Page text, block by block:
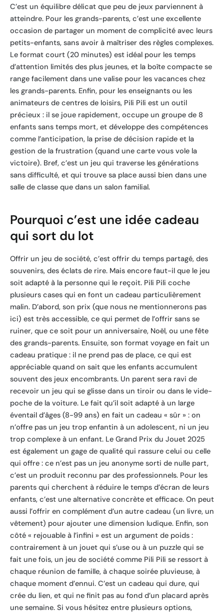
C’est un équilibre délicat que peu de jeux parviennent à
atteindre. Pour les grands-parents, c’est une excellente
occasion de partager un moment de complicité avec leurs
petits-enfants, sans avoir à maîtriser des règles complexes.
Le format court (20 minutes) est idéal pour les temps
d’attention limités des plus jeunes, et la boîte compacte se
range facilement dans une valise pour les vacances chez
les grands-parents. Enfin, pour les enseignants ou les
animateurs de centres de loisirs, Pili Pili est un outil
précieux : il se joue rapidement, occupe un groupe de 8
enfants sans temps mort, et développe des compétences
comme l’anticipation, la prise de décision rapide et la
gestion de la frustration (quand une carte vous vole la
victoire). Bref, c’est un jeu qui traverse les générations
sans difficulté, et qui trouve sa place aussi bien dans une
salle de classe que dans un salon familial.
Pourquoi c’est une idée cadeau
qui sort du lot
Offrir un jeu de société, c’est offrir du temps partagé, des
souvenirs, des éclats de rire. Mais encore faut-il que le jeu
soit adapté à la personne qui le reçoit. Pili Pili coche
plusieurs cases qui en font un cadeau particulièrement
malin. D’abord, son prix (que nous ne mentionnerons pas
ici) est très accessible, ce qui permet de l’offrir sans se
ruiner, que ce soit pour un anniversaire, Noël, ou une fête
des grands-parents. Ensuite, son format voyage en fait un
cadeau pratique : il ne prend pas de place, ce qui est
appréciable quand on sait que les enfants accumulent
souvent des jeux encombrants. Un parent sera ravi de
recevoir un jeu qui se glisse dans un tiroir ou dans le vide-
poche de la voiture. Le fait qu’il soit adapté à un large
éventail d’âges (8-99 ans) en fait un cadeau « sûr » : on
n’offre pas un jeu trop enfantin à un adolescent, ni un jeu
trop complexe à un enfant. Le Grand Prix du Jouet 2025
est également un gage de qualité qui rassure celui ou celle
qui offre : ce n’est pas un jeu anonyme sorti de nulle part,
c’est un produit reconnu par des professionnels. Pour les
parents qui cherchent à réduire le temps d’écran de leurs
enfants, c’est une alternative concrète et efficace. On peut
aussi l’offrir en complément d’un autre cadeau (un livre, un
vêtement) pour ajouter une dimension ludique. Enfin, son
côté « rejouable à l’infini » est un argument de poids :
contrairement à un jouet qui s’use ou à un puzzle qui se
fait une fois, un jeu de société comme Pili Pili se ressort à
chaque réunion de famille, à chaque soirée pluvieuse, à
chaque moment d’ennui. C’est un cadeau qui dure, qui
crée du lien, et qui ne finit pas au fond d’un placard après
une semaine. Si vous hésitez entre plusieurs options,